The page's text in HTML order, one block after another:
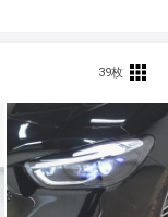
39枚